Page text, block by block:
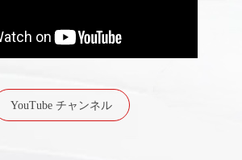
YouTube チャンネル